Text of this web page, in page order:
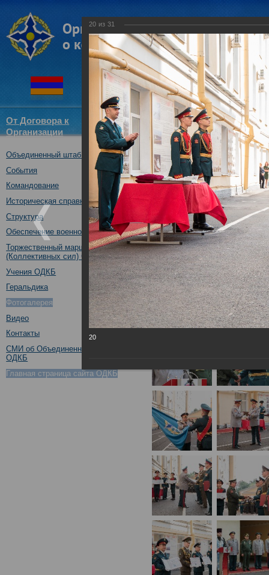
От Договора к
Организации
Структура
ОДКБ
Новости
Объединенный штаб ОДКБ
События
Командование
Историческая справка
Структура
Обеспечение военной безопасности
Торжественный марш Войск
(Коллективных сил) ОДКБ
Учения ОДКБ
Геральдика
Фотогалерея
Видео
Контакты
СМИ об Объединенном штабе
ОДКБ
Главная страница сайта ОДКБ
Участие Объединенного
Дню знаний.
01.09.2017
20 из 31
20